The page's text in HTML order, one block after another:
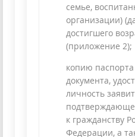
семье,
организации)
достигшего
(приложение 2);
копию
документа,
личность
к гражданству
Федерации, а